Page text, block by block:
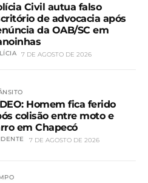
Civil autua falso
de advocacia após
da OAB/SC em
7 DE AGOSTO DE 2026
Homem fica ferido
colisão entre moto e
em Chapecó
7 DE AGOSTO DE 2026